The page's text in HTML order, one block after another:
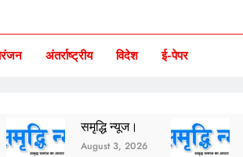
अंतर्राष्ट्रीय विदेश ई-पेपर
समृद्धि न्यूज।
August 3, 2026
समृद्धि
August 2,